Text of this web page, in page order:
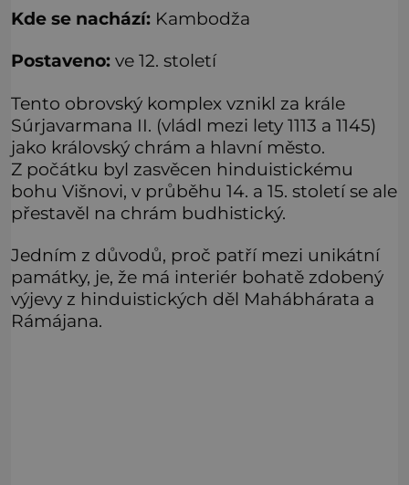
Kde se nachází: Kambodža
Postaveno: ve 12. století
Tento obrovský komplex vznikl za krále
Súrjavarmana II. (vládl mezi lety 1113 a 1145)
jako královský chrám a hlavní město.
Z počátku byl zasvěcen hinduistickému
bohu Višnovi, v průběhu 14. a 15. století se ale
přestavěl na chrám budhistický.
Jedním z důvodů, proč patří mezi unikátní
památky, je, že má interiér bohatě zdobený
výjevy z hinduistických děl Mahábhárata a
Rámájana.